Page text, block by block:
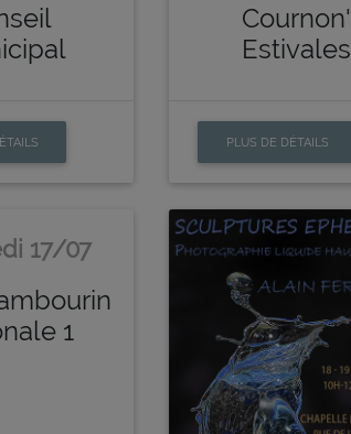
Cournon'
Estivales
PLUS DE DÉTAILS
17/07
1